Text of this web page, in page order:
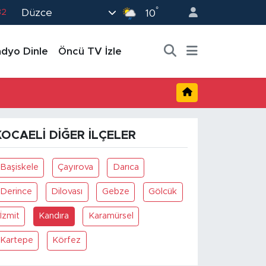
Düzce 10°
Dinle Öncü TV İzle
DIĞER İLÇELER
Başiskele Çayırova Darıca
Derince Dilovası Gebze Gölcük
İzmit Kandıra Karamürsel
Kartepe Körfez